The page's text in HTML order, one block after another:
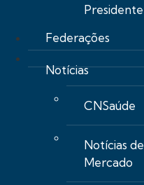
Presidente
Federações
Notícias
CNSaúde
Notícias de
Mercado